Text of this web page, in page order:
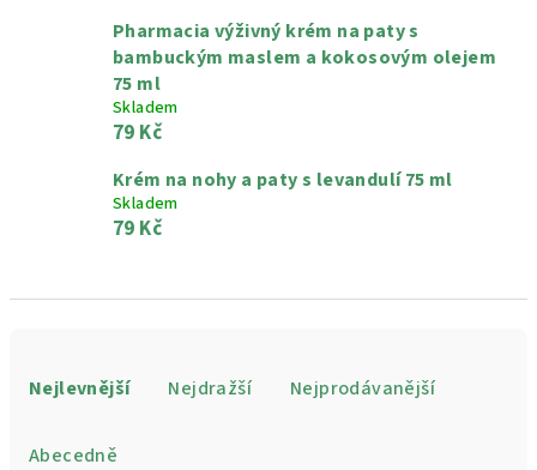
Pharmacia výživný krém na paty s
bambuckým maslem a kokosovým olejem
75 ml
Skladem
79 Kč
Krém na nohy a paty s levandulí 75 ml
Skladem
79 Kč
Nejlevnější Nejdražší Nejprodávanější
Abecedně